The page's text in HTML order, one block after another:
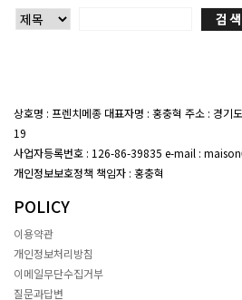
상호명 : 프렌치메종 대표자명 : 홍충혁 주소 : 경기
19
사업자등록번호 : 126-86-39835 e-mail :
개인정보보호정책 책임자 : 홍충혁
POLICY
이용약관
개인정보처리방침
이메일무단수집거부
질문과답변